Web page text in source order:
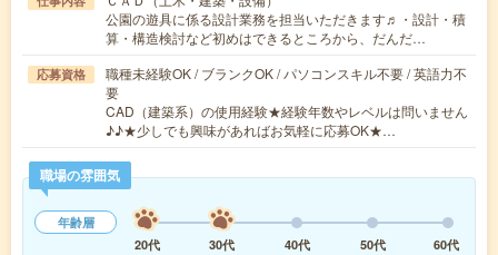
公園の遊具に係る設計業務を担当いただきます♬・設計・積
算・構造検討など初めはできるところから、だんだ…
応募資格
職種未経験OK / ブランクOK / パソコンスキル不要 / 英語力不
要
CAD（建築系）の使用経験★経験年数やレベルは問いません
♪♪★少しでも興味があればお気軽に応募OK★…
職場の雰囲気
年齢層
20代
30代 40代 50代 60代